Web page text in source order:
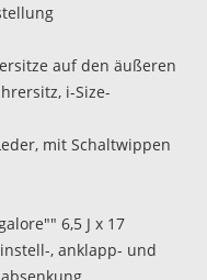
auf den äußeren
i-Size-
mit Schaltwippen
6,5 J x 17
, anklapp- und